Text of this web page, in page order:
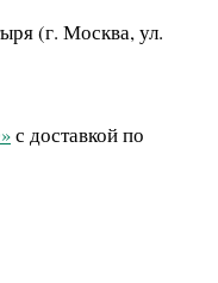
(г. Москва, ул.
с доставкой по